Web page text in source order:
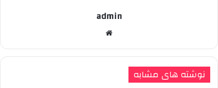
admin
نوشته های مشابه